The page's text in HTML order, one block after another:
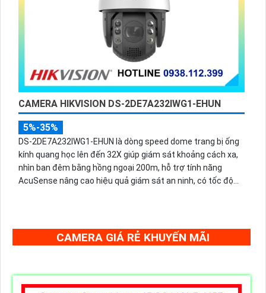
CAMERA HIKVISION DS-2DE7A232IWG1-EHUN
5%-35%
DS-2DE7A232IWG1-EHUN là dòng speed dome trang bị ống
kính quang học lên đến 32X giúp giám sát khoảng cách xa,
nhìn ban đêm bằng hồng ngoại 200m, hỗ trợ tính năng
AcuSense nâng cao hiệu quả giám sát an ninh, có tốc độ
CAMERA GIÁ RẺ KHUYẾN MÃI